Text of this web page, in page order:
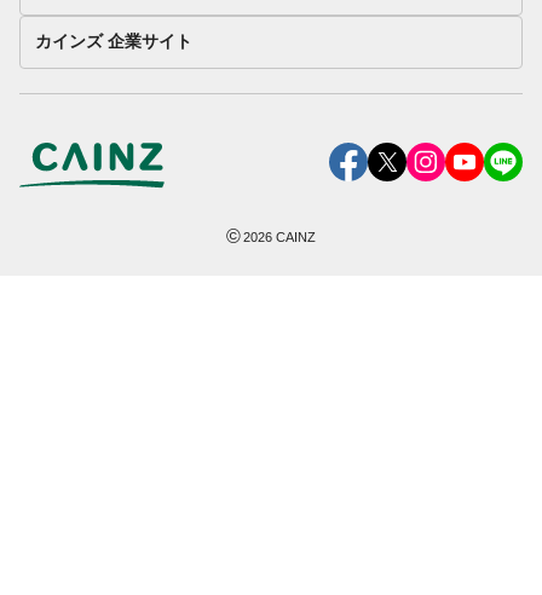
カインズ 企業サイト
©2026 CAINZ